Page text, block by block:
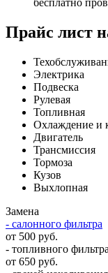
Прайс лист
Электрика
Подвеска
Рулевая
Топливная
Охлаждение и
Двигатель
Трансмиссия
Тормоза
Кузов
Выхлопная
Замена
- салонного фильтра
от 500 руб.
- топливного фильтра
от 650 руб.